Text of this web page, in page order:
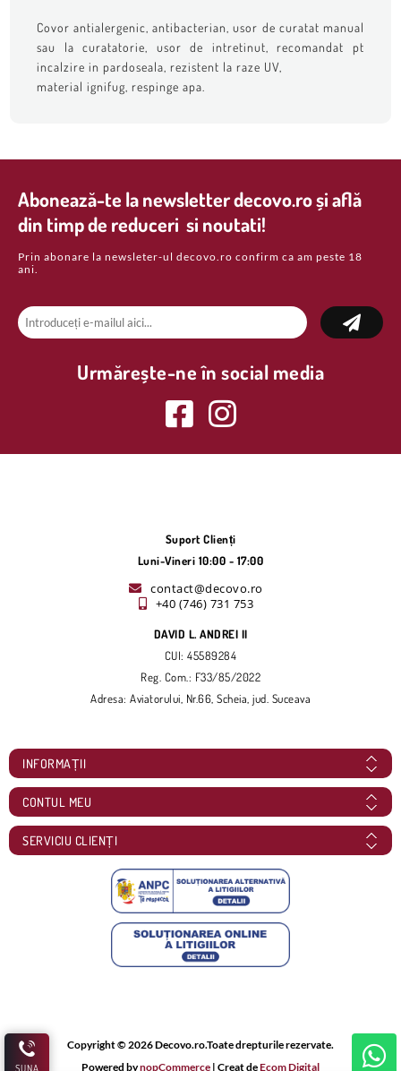
Covor antialergenic, antibacterian, usor de curatat manual
sau la curatatorie, usor de intretinut, recomandat pt
incalzire in pardoseala, rezistent la raze UV,
material ignifug, respinge apa.
SUNA
Abonează-te la newsletter decovo.ro și află
din timp de reduceri si noutati!
Prin abonare la newsleter-ul decovo.ro confirm ca am peste 18
ani.
Urmărește-ne în social media
Suport Clienți
Luni-Vineri 10:00 - 17:00
contact@decovo.ro
+40 (746) 731 753
DAVID L. ANDREI II
CUI: 45589284
Reg. Com.: F33/85/2022
Adresa: Aviatorului, Nr.66, Scheia, jud. Suceava
INFORMAȚII
CONTUL MEU
SERVICIU CLIENȚI
Copyright © 2026 Decovo.ro.Toate drepturile rezervate.
Powered bynopCommerce | Creat deEcom Digital